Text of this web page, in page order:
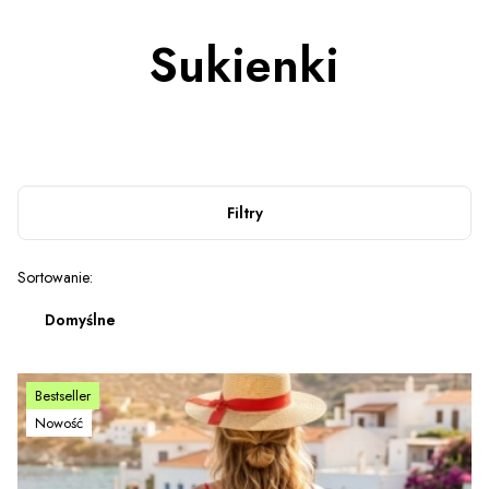
Sukienki
Filtry
Lista produktów
Sortowanie:
Domyślne
Bestseller
Nowość